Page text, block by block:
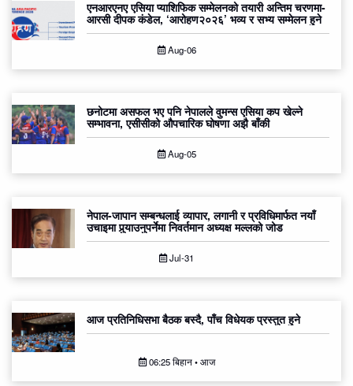
एनआरएनए एसिया प्याशिफिक सम्मेलनको तयारी अन्तिम चरणमा-
आरसी दीपक कंडेल, ‘आरोहण२०२६’ भव्य र सभ्य सम्मेलन हुने
Aug-06
छनोटमा असफल भए पनि नेपालले वुमन्स एसिया कप खेल्ने
सम्भावना, एसीसीको औपचारिक घोषणा अझै बाँकी
Aug-05
नेपाल-जापान सम्बन्धलाई व्यापार, लगानी र प्रविधिमार्फत नयाँ
उचाइमा पुर्‍याउनुपर्नेमा निवर्तमान अध्यक्ष मल्लको जोड
Jul-31
आज प्रतिनिधिसभा बैठक बस्दै, पाँच विधेयक प्रस्तुत हुने
06:25 बिहान • आज